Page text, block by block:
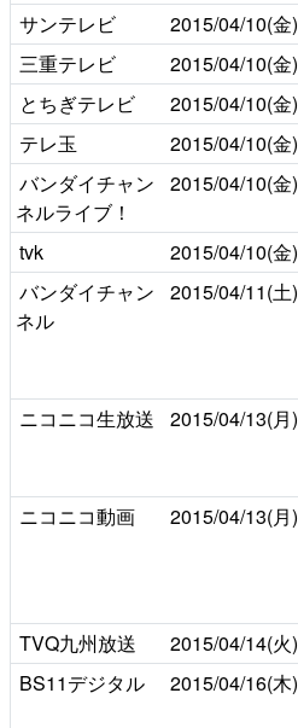
サンテレビ
2015/04/10(金)
三重テレビ
2015/04/10(金)
とちぎテレビ
2015/04/10(金)
テレ玉
2015/04/10(金)
バンダイチャン
ネルライブ！
2015/04/10(金)
tvk 2015/04/10(金)
バンダイチャン
ネル
2015/04/11(土)
ニコニコ生放送 2015/04/13(月)
ニコニコ動画 2015/04/13(月)
TVQ九州放送 2015/04/14(火)
BS11デジタル
2015/04/16(木)